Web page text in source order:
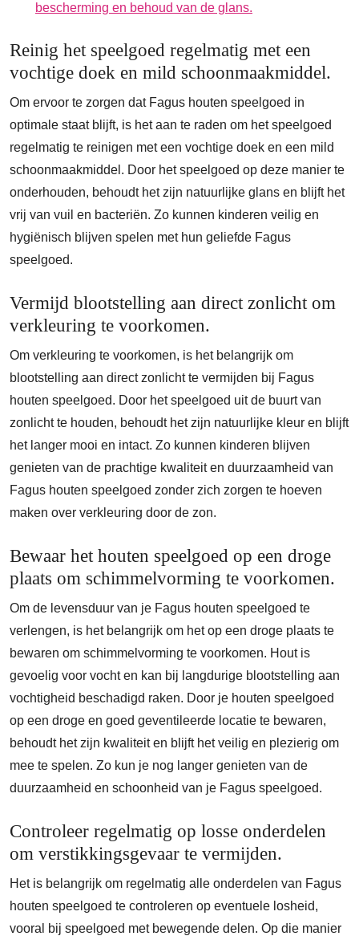
bescherming en behoud van de glans.
Reinig het speelgoed regelmatig met een
vochtige doek en mild schoonmaakmiddel.
Om ervoor te zorgen dat Fagus houten speelgoed in
optimale staat blijft, is het aan te raden om het speelgoed
regelmatig te reinigen met een vochtige doek en een mild
schoonmaakmiddel. Door het speelgoed op deze manier te
onderhouden, behoudt het zijn natuurlijke glans en blijft het
vrij van vuil en bacteriën. Zo kunnen kinderen veilig en
hygiënisch blijven spelen met hun geliefde Fagus
speelgoed.
Vermijd blootstelling aan direct zonlicht om
verkleuring te voorkomen.
Om verkleuring te voorkomen, is het belangrijk om
blootstelling aan direct zonlicht te vermijden bij Fagus
houten speelgoed. Door het speelgoed uit de buurt van
zonlicht te houden, behoudt het zijn natuurlijke kleur en blijft
het langer mooi en intact. Zo kunnen kinderen blijven
genieten van de prachtige kwaliteit en duurzaamheid van
Fagus houten speelgoed zonder zich zorgen te hoeven
maken over verkleuring door de zon.
Bewaar het houten speelgoed op een droge
plaats om schimmelvorming te voorkomen.
Om de levensduur van je Fagus houten speelgoed te
verlengen, is het belangrijk om het op een droge plaats te
bewaren om schimmelvorming te voorkomen. Hout is
gevoelig voor vocht en kan bij langdurige blootstelling aan
vochtigheid beschadigd raken. Door je houten speelgoed
op een droge en goed geventileerde locatie te bewaren,
behoudt het zijn kwaliteit en blijft het veilig en plezierig om
mee te spelen. Zo kun je nog langer genieten van de
duurzaamheid en schoonheid van je Fagus speelgoed.
Controleer regelmatig op losse onderdelen
om verstikkingsgevaar te vermijden.
Het is belangrijk om regelmatig alle onderdelen van Fagus
houten speelgoed te controleren op eventuele losheid,
vooral bij speelgoed met bewegende delen. Op die manier